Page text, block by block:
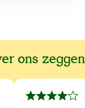
ons zeggen